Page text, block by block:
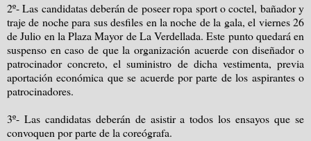
2º- Las candidatas deberán de poseer ropa sport o coctel, bañador y
traje de noche para sus desfiles en la noche de la gala, el viernes 26
de Julio en la Plaza Mayor de La Verdellada. Este punto quedará en
suspenso en caso de que la organización acuerde con diseñador o
patrocinador concreto, el suministro de dicha vestimenta, previa
aportación económica que se acuerde por parte de los aspirantes o
patrocinadores.
3º- Las candidatas deberán de asistir a todos los ensayos que se
convoquen por parte de la coreógrafa.